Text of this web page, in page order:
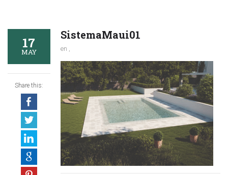
17
MAY
Share this:
SistemaMaui01
en ,